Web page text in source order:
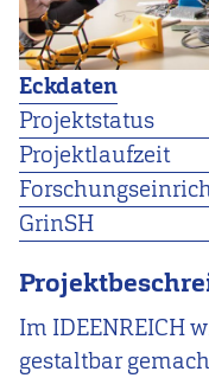
Eckdaten
Projektstatus
Projektlaufzeit
GrinSH
Im IDEENREICH
gestaltbar